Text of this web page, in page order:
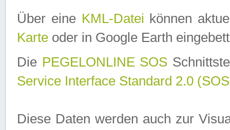
Über eine KML-Datei können
Karte oder in Google Earth
Die PEGELONLINE SOS
Service Interface Standard 2.0
Diese Daten werden auch zur